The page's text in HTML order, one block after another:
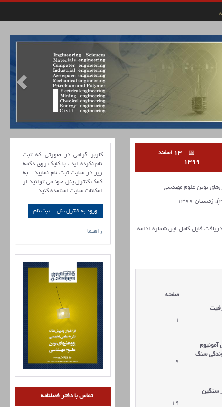
13 اسفند
1399
نوین علوم مهندسی
فایل کامل این شماره ادامه
صفحه
1
آمونیوم
سنگ
9
سنگین
19
کاربر گرامی در صورتی که ثبت
نام نکرده اید ، با کلیک روی دکمه
زیر در سایت ثبت نام نمایید . به
کمک کنترل پنل خود می توانید از
امکانات سایت استفاده کنید .
ورود به کنترل پنل
راهنما
تماس با دفتر فصلنامه